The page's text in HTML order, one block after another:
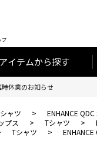
プ
アイテムから探す
休業のお知らせ
ャツ >
ENHANCE
プス > Tシャツ >
Tシャツ > ENHANCE